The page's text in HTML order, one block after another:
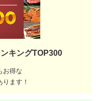
キングTOP300
お得な
ます！